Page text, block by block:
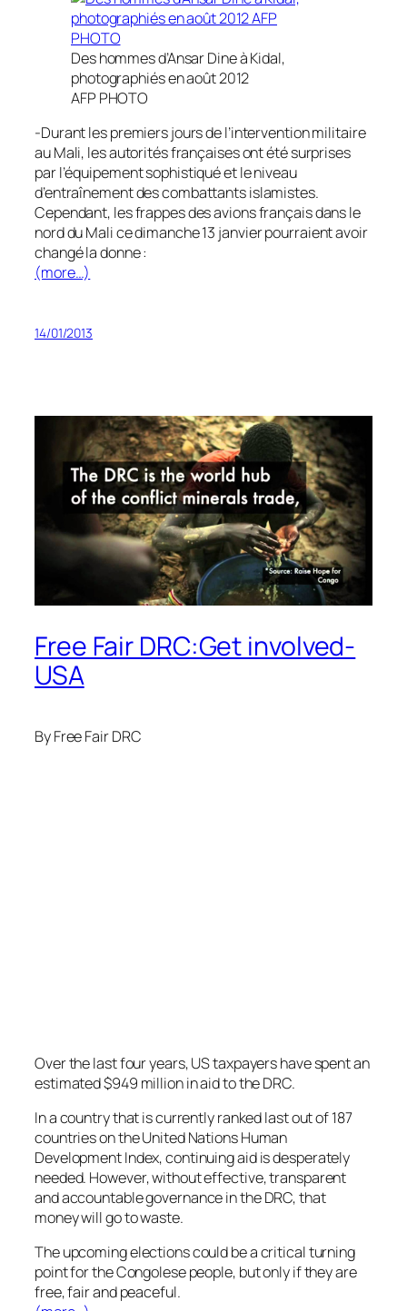
Des hommes d’Ansar Dine à Kidal,
photographiés en août 2012
AFP PHOTO
-Durant les premiers jours de l’intervention militaire
au Mali, les autorités françaises ont été surprises
par l’équipement sophistiqué et le niveau
d’entraînement des combattants islamistes.
Cependant, les frappes des avions français dans le
nord du Mali ce dimanche 13 janvier pourraient avoir
changé la donne :
(more…)
14/01/2013
Free Fair DRC:Get involved-
USA
By Free Fair DRC
Over the last four years, US taxpayers have spent an
estimated $949 million in aid to the DRC.
In a country that is currently ranked last out of 187
countries on the United Nations Human
Development Index, continuing aid is desperately
needed. However, without effective, transparent
and accountable governance in the DRC, that
money will go to waste.
The upcoming elections could be a critical turning
point for the Congolese people, but only if they are
free, fair and peaceful.